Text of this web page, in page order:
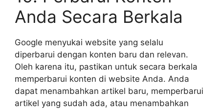
Anda Secara Berkala
Google menyukai website yang selalu
diperbarui dengan konten baru dan relevan.
Oleh karena itu, pastikan untuk secara berkala
memperbarui konten di website Anda. Anda
dapat menambahkan artikel baru, memperbarui
artikel yang sudah ada, atau menambahkan